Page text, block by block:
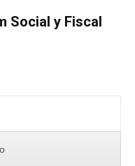
Social y Fiscal